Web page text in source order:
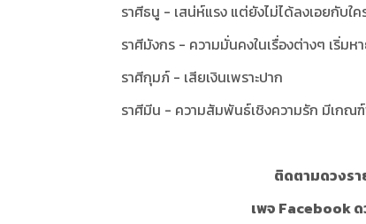
ราศีธนู - เสน่ห์แรง แต่ยังไม่ได้ลงเอยกับใค
ราศีมังกร - ความมั่นคงในเรื่องต่างๆ เริ่ม
ราศีกุมภ์ - เสียเงินเพราะปาก
ราศีมีน - ความสัมพันธ์เชิงความรัก มีเก
ติดตามดวงร
เพจ Facebook ด